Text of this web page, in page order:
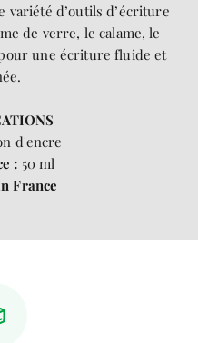
variété d’outils d’écriture
de verre, le calame, le
une écriture fluide et
d'encre
: 50 ml
France